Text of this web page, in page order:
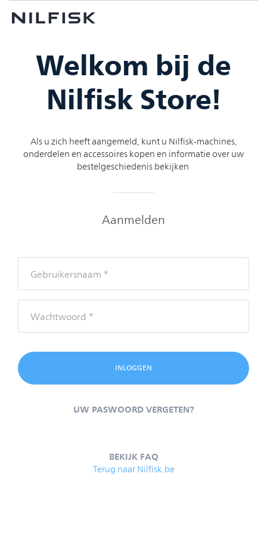
Welkom bij de
Nilfisk Store!
Als u zich heeft aangemeld, kunt u Nilfisk-machines,
onderdelen en accessoires kopen en informatie over uw
bestelgeschiedenis bekijken
Aanmelden
UW PASWOORD VERGETEN?
BEKIJK FAQ
Terug naar Nilfisk.be